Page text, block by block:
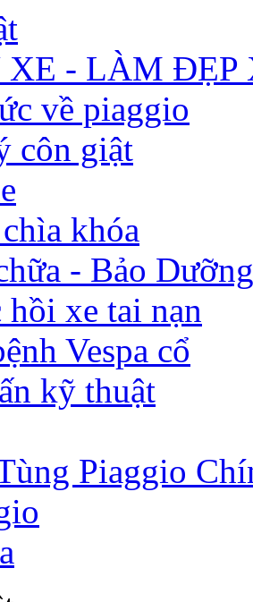
XE - LÀM ĐẸP
về piaggio
côn giật
khóa
- Bảo
hồi xe tai nạn
Vespa cổ
kỹ thuật
Piaggio